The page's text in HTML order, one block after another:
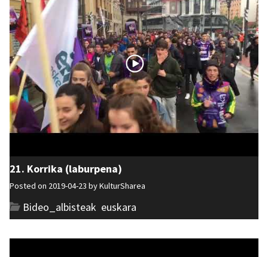
21. Korrika (laburpena)
Posted on 2019-04-23 byKulturSharea
Bideo_albisteak euskara